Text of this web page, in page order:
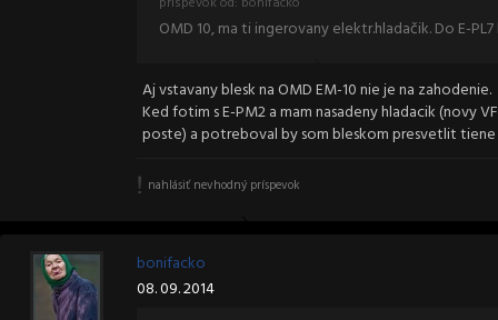
OMD 10, ma ti ingerovany elektr.hladačik. Do E-
Aj vstavany blesk na OMD EM-10 nie je na zahodenie.
Ked fotim s E-PM2 a mam nasadeny hladacik (novy
poste) a potreboval by som bleskom presvetlit
nahlásiť nevhodný príspevok
bonifacko
08. 09. 2014